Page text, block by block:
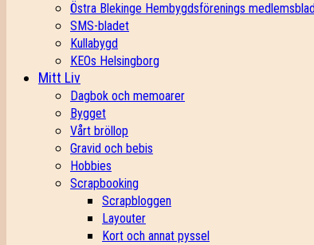
Östra Blekinge Hembygdsförenings
SMS-bladet
Kullabygd
KEOs Helsingborg
Mitt Liv
Dagbok och memoarer
Bygget
Vårt bröllop
Gravid och bebis
Hobbies
Scrapbooking
Scrapbloggen
Layouter
Kort och annat pyssel